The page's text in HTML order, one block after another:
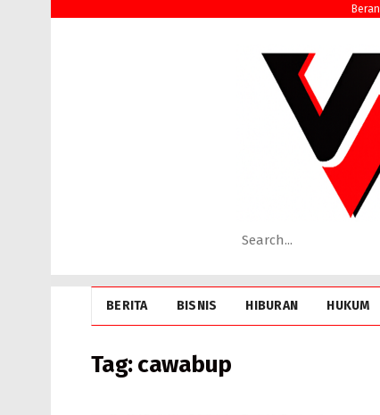
BERITA BISNIS HIBURAN HUKUM
Tag:cawabup